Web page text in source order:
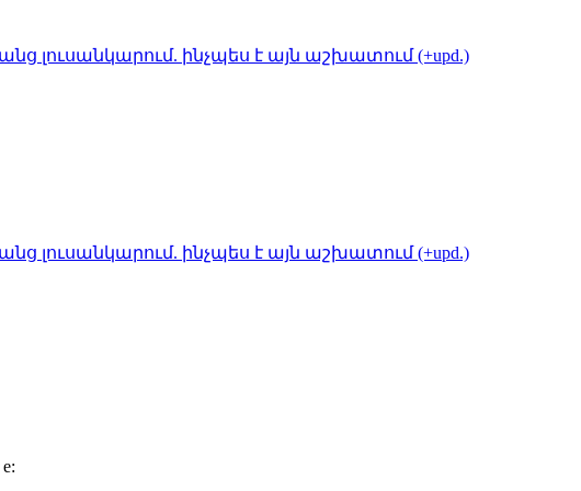
լուսանկարում. ինչպես է այն աշխատում (+upd.)
լուսանկարում. ինչպես է այն աշխատում (+upd.)